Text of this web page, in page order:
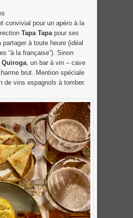
convivial pour un apéro à la
Tapa Tapapour ses
partager à toute heure (idéal
“à la française”). Sinon
, un bar à vin – cave
brut. Mention spéciale
de vins espagnols à tomber.